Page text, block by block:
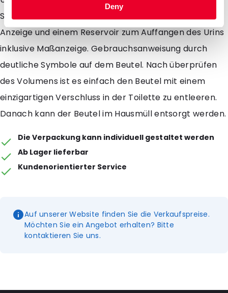
Deny
Set besteht aus 3 Einwegbeuteln, versehen mit einer
Anzeige und einem Reservoir zum Auffangen des Urins
inklusive Maßanzeige. Gebrauchsanweisung durch
deutliche Symbole auf dem Beutel. Nach überprüfen
des Volumens ist es einfach den Beutel mit einem
einzigartigen Verschluss in der Toilette zu entleeren.
Danach kann der Beutel im Hausmüll entsorgt werden.
Die Verpackung kann individuell gestaltet werden
Ab Lager lieferbar
Kundenorientierter Service
Auf unserer Website finden Sie die Verkaufspreise.
Möchten Sie ein Angebot erhalten? Bitte
kontaktieren Sie uns.